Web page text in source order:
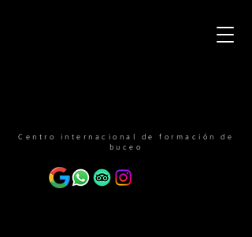
Centro internacional de formación de
buceo